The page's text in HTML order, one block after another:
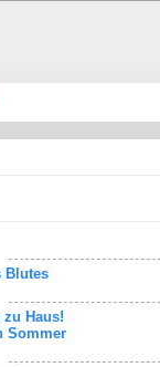
Blutes
Haus!
Sommer